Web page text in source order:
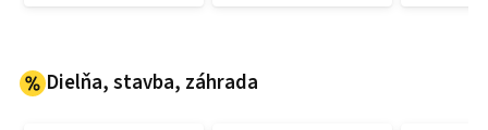
Dielňa, stavba, záhrada